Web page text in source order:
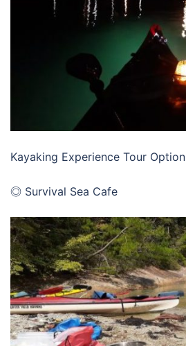
Kayaking Experience Tour Option
◎ Survival Sea Cafe